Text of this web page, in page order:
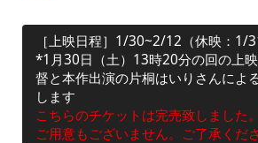
［上映日程］1/30~2/12（休映：1/
*1月30日（土）13時20分の回の上
督と本作出演の片桐はいりさんによ
します
こちらのチケットは完売致しました
ご用意もございません。ご了承くださ